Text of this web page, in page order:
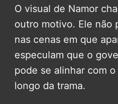
O visual de Namor
outro motivo. Ele não
nas cenas em que
especulam que o
pode se alinhar com
longo da trama.